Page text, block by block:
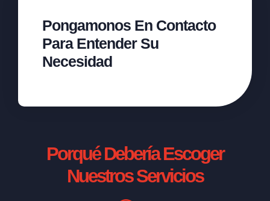
Pongamonos En Contacto
Para Entender Su
Necesidad
Porqué Debería Escoger
Nuestros Servicios